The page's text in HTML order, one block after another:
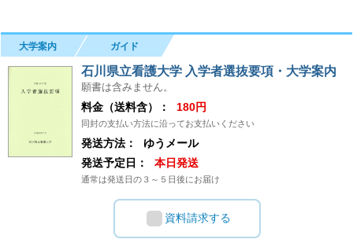
大学案内 ガイド
石川県立看護大学 入学者選抜要項・大学案内
願書は含みません。
料金（送料含）： 180円
同封の支払い方法に沿ってお支払いください
発送方法：
ゆうメール
発送予定日：
本日発送
通常は発送日の３～５日後にお届け
資料請求する